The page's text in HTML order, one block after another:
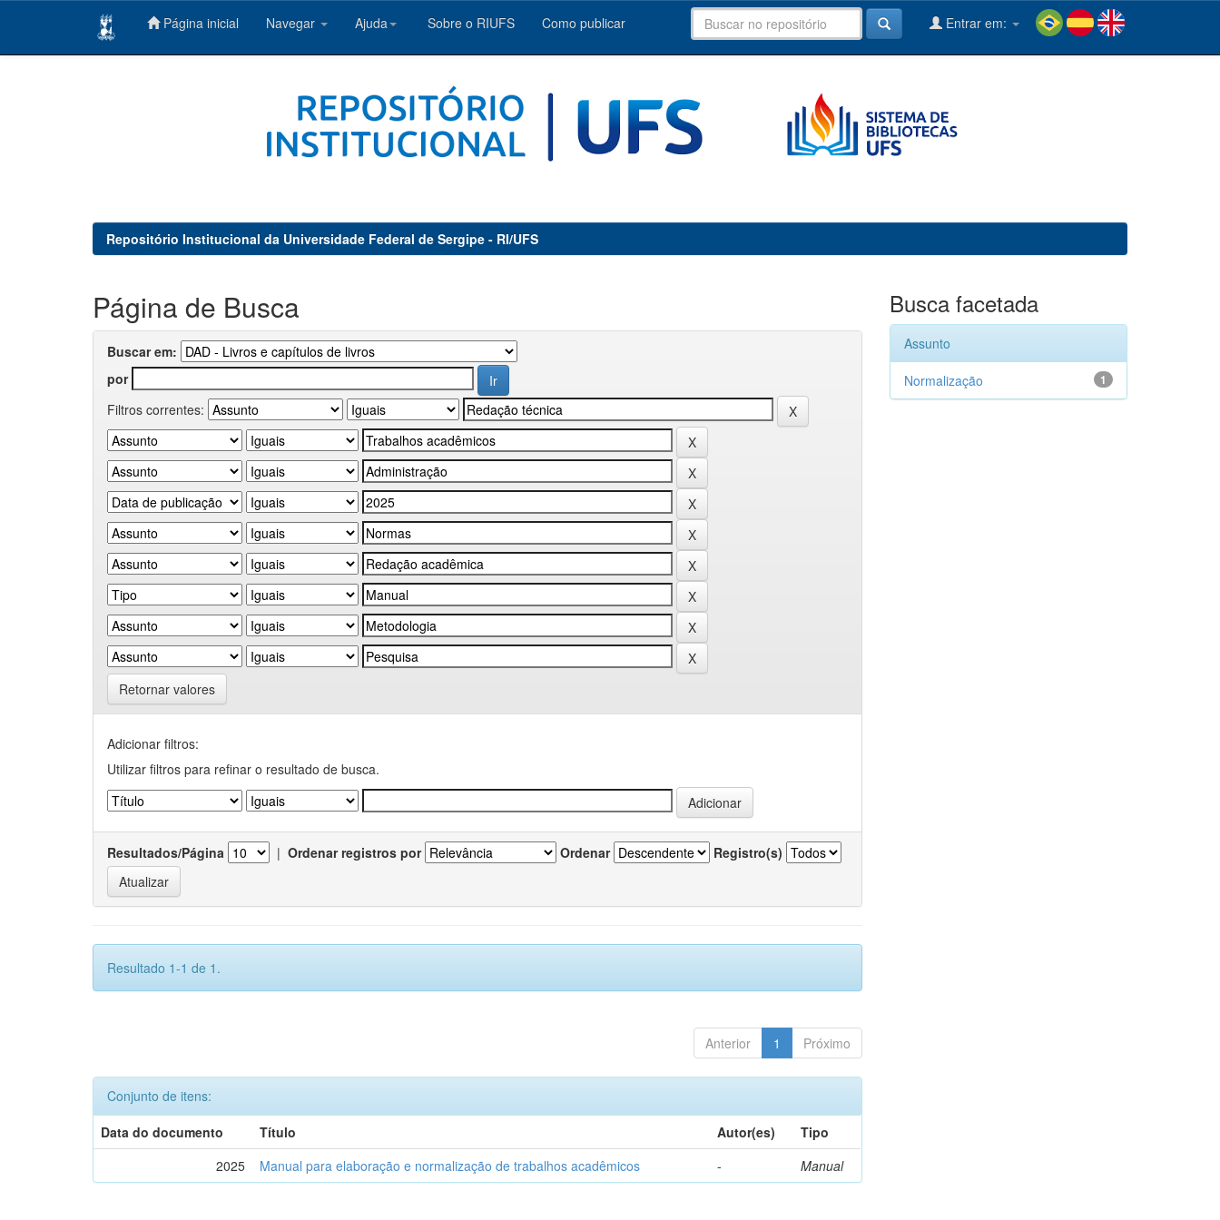
Página inicial Navegar Ajuda Sobre o RIUFS Como publicar Entrar em:
Repositório Institucional da Universidade Federal de Sergipe - RI/UFS
Página de Busca
Buscar em:
por
Filtros correntes:
Retornar valores
Adicionar filtros:
Utilizar filtros para refinar o resultado de busca.
Resultados/Página | Ordenar registros por Ordenar Registro(s)
Resultado 1-1 de 1.
Anterior 1 Próximo
Conjunto de itens:
Data do documento
Título Autor(es)
Tipo
2025
Manual para elaboração e normalização de trabalhos acadêmicos - Manual
Busca facetada
Assunto
1
Normalização